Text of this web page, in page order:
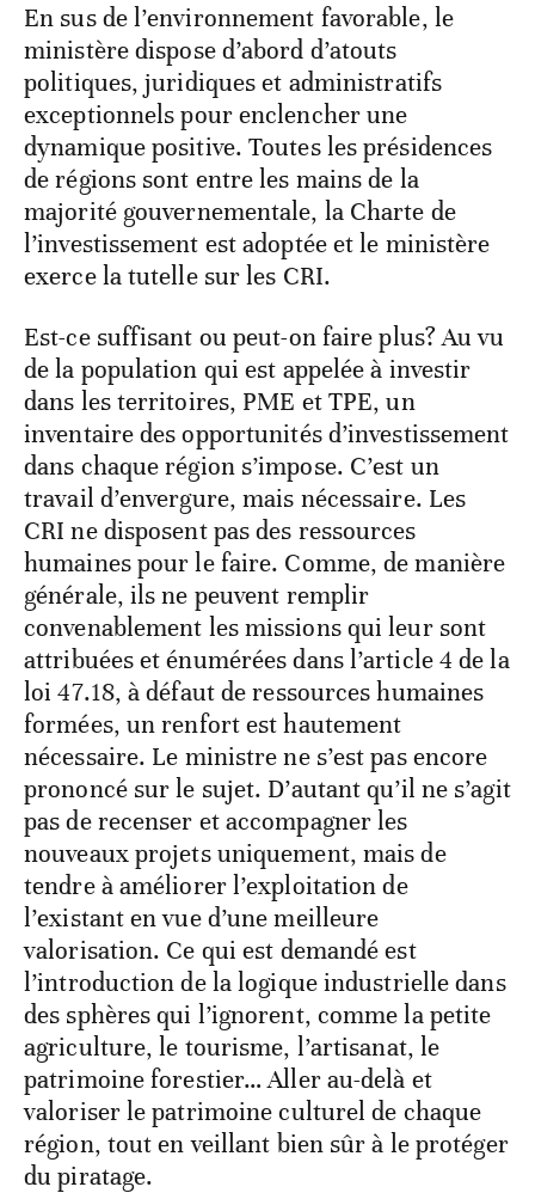
En sus de l’environnement favorable, le
ministère dispose d’abord d’atouts
politiques, juridiques et administratifs
exceptionnels pour enclencher une
dynamique positive. Toutes les présidences
de régions sont entre les mains de la
majorité gouvernementale, la Charte de
l’investissement est adoptée et le ministère
exerce la tutelle sur les CRI.
Est-ce suffisant ou peut-on faire plus? Au vu
de la population qui est appelée à investir
dans les territoires, PME et TPE, un
inventaire des opportunités d’investissement
dans chaque région s’impose. C’est un
travail d’envergure, mais nécessaire. Les
CRI ne disposent pas des ressources
humaines pour le faire. Comme, de manière
générale, ils ne peuvent remplir
convenablement les missions qui leur sont
attribuées et énumérées dans l’article 4 de la
loi 47.18, à défaut de ressources humaines
formées, un renfort est hautement
nécessaire. Le ministre ne s’est pas encore
prononcé sur le sujet. D’autant qu’il ne s’agit
pas de recenser et accompagner les
nouveaux projets uniquement, mais de
tendre à améliorer l’exploitation de
l’existant en vue d’une meilleure
valorisation. Ce qui est demandé est
l’introduction de la logique industrielle dans
des sphères qui l’ignorent, comme la petite
agriculture, le tourisme, l’artisanat, le
patrimoine forestier… Aller au-delà et
valoriser le patrimoine culturel de chaque
région, tout en veillant bien sûr à le protéger
du piratage.